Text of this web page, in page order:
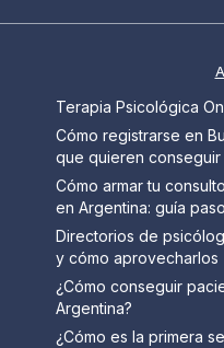
Terapia Psicológica
Cómo registrarse en
que quieren conseguir
Cómo armar tu
en Argentina: guía
Directorios de
y cómo aprovecharlos
¿Cómo conseguir
Argentina?
¿Cómo es la primera